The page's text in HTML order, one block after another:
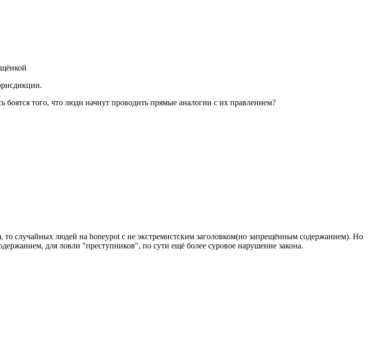
того, что люди начнут проводить прямые аналогии с их правлением?
случайных людей на honeypot с не экстремистским заголовком(но запрещённым содержанием). Но
для ловли "преступников", по сути ещё более суровое нарушение закона.